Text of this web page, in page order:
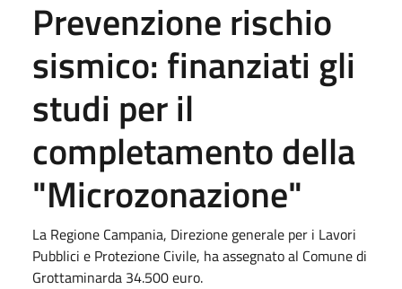
Prevenzione rischio
sismico: finanziati gli
studi per il
completamento della
"Microzonazione"
La Regione Campania, Direzione generale per i Lavori
Pubblici e Protezione Civile, ha assegnato al Comune di
Grottaminarda 34.500 euro.